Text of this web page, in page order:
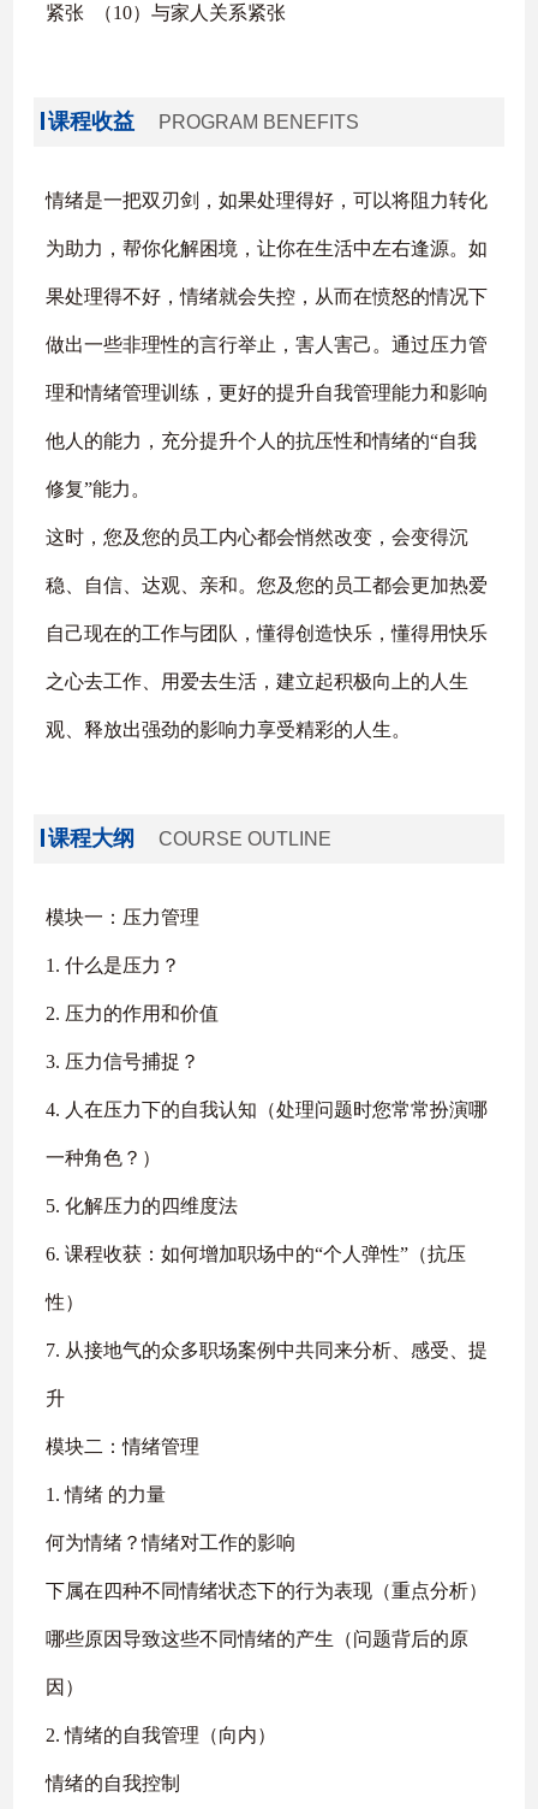
紧张 （10）与家人关系紧张
课程收益 PROGRAM BENEFITS
情绪是一把双刃剑，如果处理得好，可以将阻力转化
为助力，帮你化解困境，让你在生活中左右逢源。如
果处理得不好，情绪就会失控，从而在愤怒的情况下
做出一些非理性的言行举止，害人害己。通过压力管
理和情绪管理训练，更好的提升自我管理能力和影响
他人的能力，充分提升个人的抗压性和情绪的“自我
修复”能力。
这时，您及您的员工内心都会悄然改变，会变得沉
稳、自信、达观、亲和。您及您的员工都会更加热爱
自己现在的工作与团队，懂得创造快乐，懂得用快乐
之心去工作、用爱去生活，建立起积极向上的人生
观、释放出强劲的影响力享受精彩的人生。
课程大纲 COURSE OUTLINE
模块一：压力管理
1. 什么是压力？
2. 压力的作用和价值
3. 压力信号捕捉？
4. 人在压力下的自我认知（处理问题时您常常扮演哪
一种角色？）
5. 化解压力的四维度法
6. 课程收获：如何增加职场中的“个人弹性”（抗压
性）
7. 从接地气的众多职场案例中共同来分析、感受、提
升
模块二：情绪管理
1. 情绪 的力量
何为情绪？情绪对工作的影响
下属在四种不同情绪状态下的行为表现（重点分析）
哪些原因导致这些不同情绪的产生（问题背后的原
因）
2. 情绪的自我管理（向内）
情绪的自我控制